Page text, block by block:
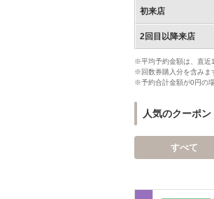
初来店
2回目以降来店
※平均予約金額は、直近
※回数券購入分を含みま
※予約合計金額が0円の
人気のクーポン
すべて